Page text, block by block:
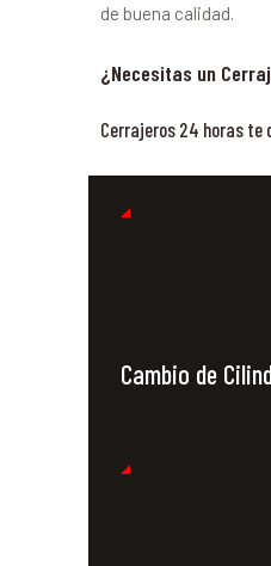
de buena calidad.
¿Necesitas un
Cerrajeros 24 horas te
Cambio de